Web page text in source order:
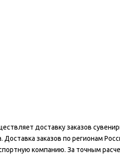
доставку заказов
заказов по регионам
компанию. За точным